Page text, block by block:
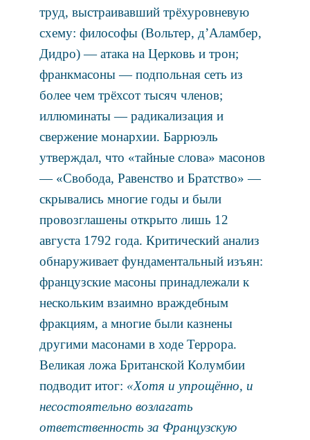
труд, выстраивавший трёхуровневую
схему: философы (Вольтер, д’Аламбер,
Дидро) — атака на Церковь и трон;
франкмасоны — подпольная сеть из
более чем трёхсот тысяч членов;
иллюминаты — радикализация и
свержение монархии. Баррюэль
утверждал, что «тайные слова» масонов
— «Свобода, Равенство и Братство» —
скрывались многие годы и были
провозглашены открыто лишь 12
августа 1792 года. Критический анализ
обнаруживает фундаментальный изъян:
французские масоны принадлежали к
нескольким взаимно враждебным
фракциям, а многие были казнены
другими масонами в ходе Террора.
Великая ложа Британской Колумбии
подводит итог: «Хотя и упрощённо, и
несостоятельно возлагать
ответственность за Французскую